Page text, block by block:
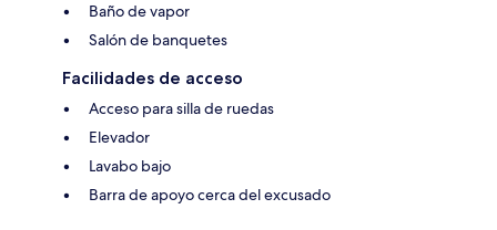
Baño de vapor
Salón de banquetes
Facilidades de acceso
Acceso para silla de ruedas
Elevador
Lavabo bajo
Barra de apoyo cerca del excusado